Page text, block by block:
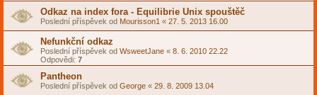
Odkaz na index fora - Equilibrie Unix spouštěč
Poslední příspěvek od Mourisson1 « 27. 5. 2013 16.00
Nefunkční odkaz
Poslední příspěvek od WsweetJane « 8. 6. 2010 22.22
Odpovědi: 7
Pantheon
Poslední příspěvek od George « 29. 8. 2009 13.04